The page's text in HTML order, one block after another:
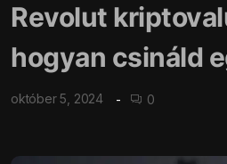
Revolut
hogyan csináld
október 5, 2024 0